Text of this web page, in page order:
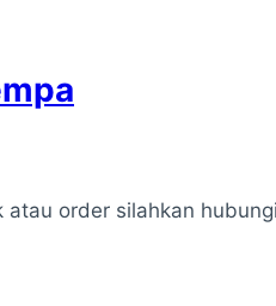
order silahkan